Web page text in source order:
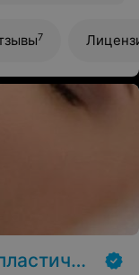
к
Уже
7
косметологии